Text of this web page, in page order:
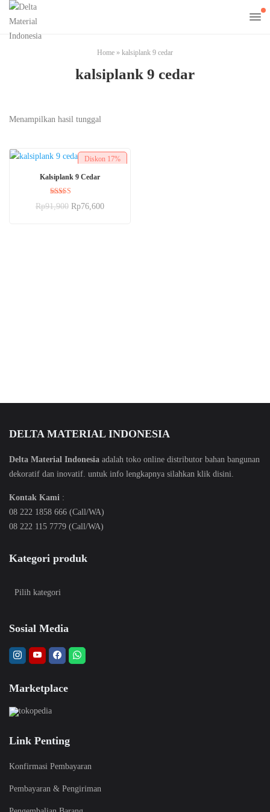
Home » kalsiplank 9 cedar
kalsiplank 9 cedar
Menampilkan hasil tunggal
Diskon 17%
Kalsiplank 9 Cedar
Dinilai
5.00
Rp91,900 Rp76,600
DELTA MATERIAL INDONESIA
Delta Material Indonesia adalah toko online distributor bahan bangunan
dekoratif dan inovatif. untuk info lengkapnya silahkan klik disini.
Kontak Kami :
08 222 1858 666 (Call/WA)
08 222 115 7779 (Call/WA)
Kategori produk
Sosial Media
Marketplace
Link Penting
Konfirmasi Pembayaran
Pembayaran & Pengiriman